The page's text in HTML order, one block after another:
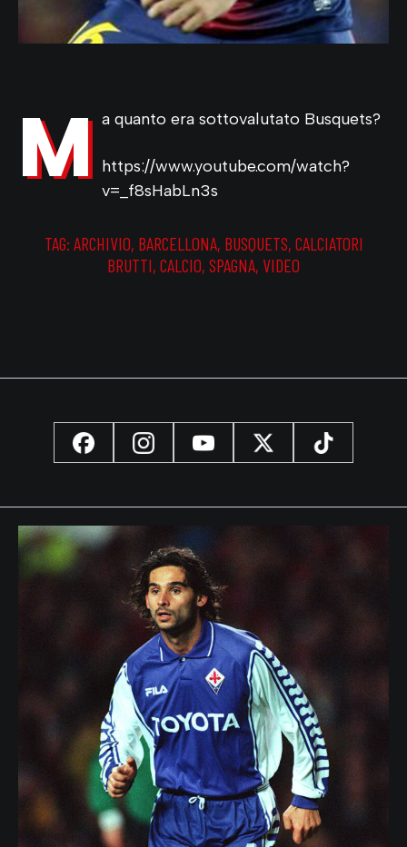
M a quanto era sottovalutato Busquets?
https://www.youtube.com/watch?
v=_f8sHabLn3s
TAG: ARCHIVIO, BARCELLONA, BUSQUETS, CALCIATORI
BRUTTI, CALCIO, SPAGNA, VIDEO